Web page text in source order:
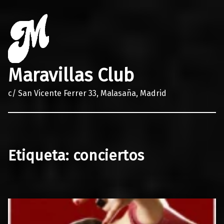
Maravillas Club
c/ San Vicente Ferrer 33, Malasaña, Madrid
Etiqueta: conciertos